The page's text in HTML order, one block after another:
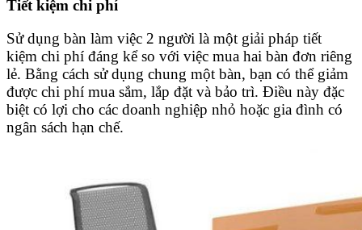
Tiết kiệm chi phí
Sử dụng bàn làm việc 2 người là một giải pháp tiết
kiệm chi phí đáng kể so với việc mua hai bàn đơn riêng
lẻ. Bằng cách sử dụng chung một bàn, bạn có thể giảm
được chi phí mua sắm, lắp đặt và bảo trì. Điều này đặc
biệt có lợi cho các doanh nghiệp nhỏ hoặc gia đình có
ngân sách hạn chế.